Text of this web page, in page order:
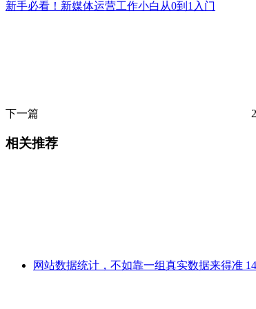
新手必看！新媒体运营工作小白从0到1入门
下一篇
相关推荐
网站数据统计，不如靠一组真实数据来得准